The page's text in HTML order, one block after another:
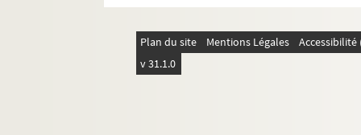
Plan du site Mentions Légales
v 31.1.0